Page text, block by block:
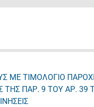
ΜΕ ΤΙΜΟΛΟΓΙΟ
ΤΗΣ ΠΑΡ. 9 ΤΟΥ ΑΡ. 39